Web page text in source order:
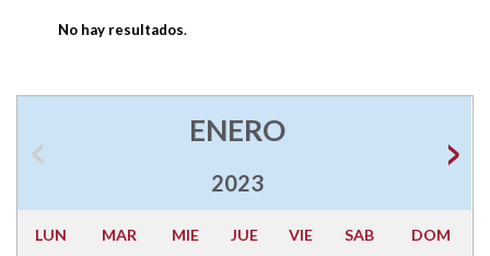
No hay resultados.
ENERO
2023
LUN MAR MIE JUE VIE SAB DOM